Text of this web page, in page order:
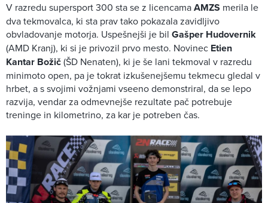
V razredu supersport 300 sta se z licencamaAMZS merila le
dva tekmovalca, ki sta prav tako pokazala zavidljivo
obvladovanje motorja. Uspešnejši je bil Gašper Hudovernik
(AMD Kranj), ki si je privozil prvo mesto. Novinec Etien
Kantar Božič(ŠD Nenaten), ki je še lani tekmoval v razredu
minimoto open, pa je tokrat izkušenejšemu tekmecu gledal v
hrbet, a s svojimi vožnjami vseeno demonstriral, da se lepo
razvija, vendar za odmevnejše rezultate pač potrebuje
treninge in kilometrino, za kar je potreben čas.